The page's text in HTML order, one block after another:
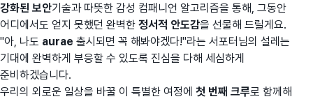
강화된 보안기술과 따뜻한 감성 컴패니언 알고리즘을 통해, 그동안
어디에서도 얻지 못했던 완벽한 정서적 안도감을 선물해 드릴게요.
"아, 나도 aurae 출시되면 꼭 해봐야겠다!"라는 서포터님의 설레는
기대에 완벽하게 부응할 수 있도록 진심을 다해 세심하게
준비하겠습니다.
우리의 외로운 일상을 바꿀 이 특별한 여정에 첫 번째 크루로 함께해